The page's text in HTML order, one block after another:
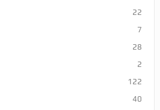
22
7
28
2
122
40